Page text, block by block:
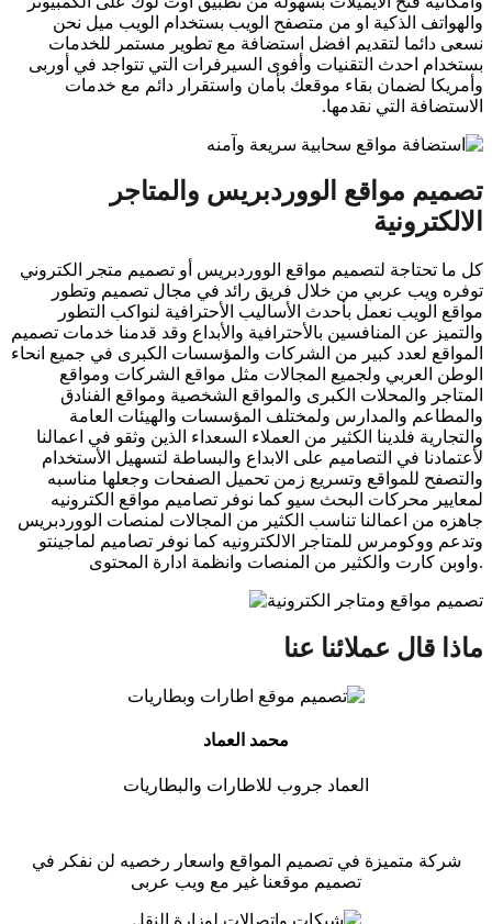
والهواتف الذكية او من متصفح الويب بستخدام الويب ميل نحن
نسعى دائما لتقديم افضل استضافة مع تطوير مستمر للخدمات
بستخدام احدث التقنيات وأفوى السيرفرات التي تتواجد في أوربى
وأمريكا لضمان بقاء موقعك بأمان واستقرار دائم مع خدمات
الاستضافة التي نقدمها.
تصميم مواقع الووردبريس والمتاجر
الالكترونية
كل ما تحتاجة لتصميم مواقع الووردبريس أو تصميم متجر الكتروني
توفره ويب عربي من خلال فريق رائد في مجال تصميم وتطور
مواقع الويب نعمل بأحدث الأساليب الأحترافية لنواكب التطور
والتميز عن المنافسين بالأحترافية والأبداع وقد قدمنا خدمات تصميم
المواقع لعدد كبير من الشركات والمؤسسات الكبرى في جميع انحاء
الوطن العربي ولجميع المجالات مثل مواقع الشركات ومواقع
المتاجر والمحلات الكبرى والمواقع الشخصية ومواقع الفنادق
والمطاعم والمدارس ولمختلف المؤسسات والهيئات العامة
والتجارية فلدينا الكثير من العملاء السعداء الذين وثقو في اعمالنا
لأعتمادنا في التصاميم على الابداع والبساطة لتسهيل الأستخدام
والتصفح للمواقع وتسريع زمن تحميل الصفحات وجعلها مناسبه
لمعايير محركات البحث سيو كما نوفر تصاميم مواقع الكترونيه
جاهزه من اعمالنا تناسب الكثير من المجالات لمنصات الووردبريس
وتدعم ووكومرس للمتاجر الالكترونيه كما نوفر تصاميم لماجينتو
واوبن كارت والكثير من المنصات وانظمة ادارة المحتوى.
ماذا قال عملائنا عنا
محمد العماد
العماد جروب للاطارات والبطاريات
شركة متميزة في تصميم المواقع واسعار رخصيه لن نفكر في
تصميم موقعنا غير مع ويب عربى